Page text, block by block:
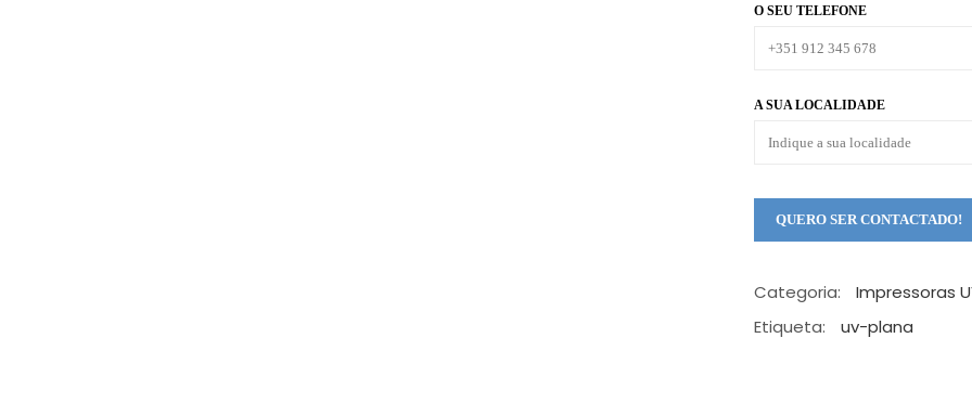
O SEU TELEFONE
A SUA LOCALIDADE
Categoria:
Impressoras
Etiqueta:
uv-plana